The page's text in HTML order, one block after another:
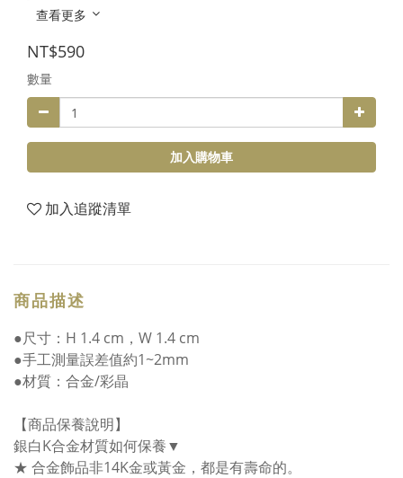
查看更多
NT$590
數量
加入購物車
加入追蹤清單
商品描述
●尺寸：H 1.4 cm，W 1.4 cm
●手工測量誤差值約1~2mm
●材質：合金/彩晶
【商品保養說明】
銀白K合金材質如何保養▼
★ 合金飾品非14K金或黃金，都是有壽命的。